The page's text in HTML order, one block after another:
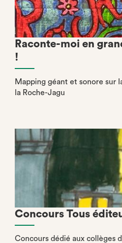
Raconte-moi en
!
Mapping géant et sonore sur
la Roche-Jagu
Concours Tous
Concours dédié aux collèges